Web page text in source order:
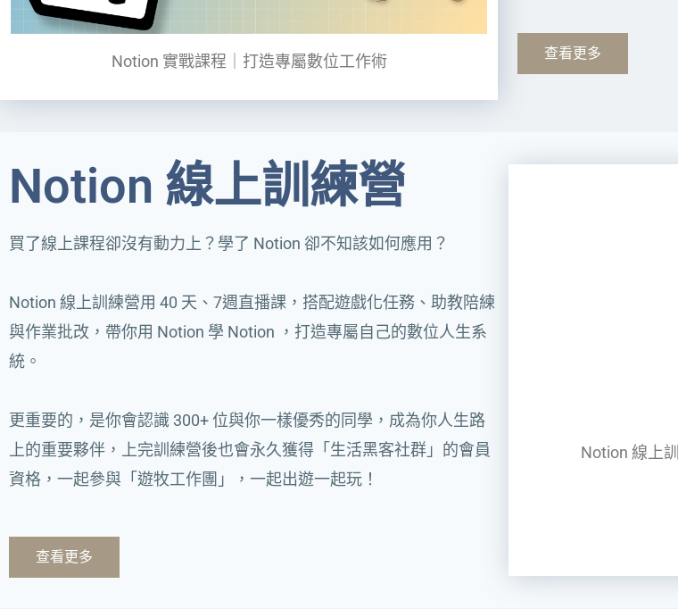
Notion 實戰課程｜打造專屬數位工作術 查看更多
Notion 線上訓練營
買了線上課程卻沒有動力上？學了 Notion 卻不知該如何應用？
Notion 線上訓練營用 40 天、7週直播課，搭配遊戲化任務、助教陪練
與作業批改，帶你用 Notion 學 Notion ，打造專屬自己的數位人生系
統。
更重要的，是你會認識 300+ 位與你一樣優秀的同學，成為你人生路
上的重要夥伴，上完訓練營後也會永久獲得「生活黑客社群」的會員
資格，一起參與「遊牧工作團」，一起出遊一起玩！
查看更多
Notion 線上